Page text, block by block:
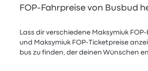
FOP-Fahrpreise von Busbud
Lass dir verschiedene Maksymiuk
und Maksymiuk FOP-Ticketpreise
bus zu finden, der deinen Wünschen